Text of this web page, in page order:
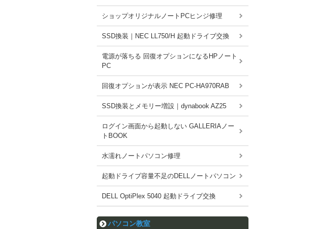
ショップオリジナルノートPCヒンジ修理
SSD換装｜NEC LL750/H 起動ドライブ交換
電源が落ちる 回復オプションになるHPノート
PC
回復オプションが表示 NEC PC-HA970RAB
SSD換装とメモリー増設｜dynabook AZ25
ログイン画面から起動しない GALLERIAノー
トBOOK
水濡れノートパソコン修理
起動ドライブ容量不足のDELLノートパソコン
DELL OptiPlex 5040 起動ドライブ交換
パソコン教室